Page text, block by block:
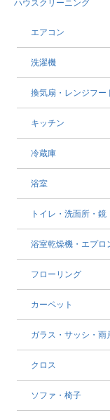
ハウスクリーニング
エアコン
洗濯機
換気扇・レンジフー
キッチン
冷蔵庫
浴室
トイレ・洗面所・鏡
浴室乾燥機・エプロ
フローリング
カーペット
ガラス・サッシ・雨
クロス
ソファ・椅子